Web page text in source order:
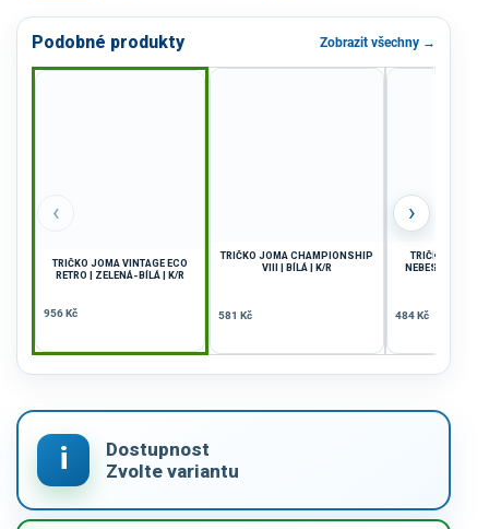
Podobné produkty Zobrazit všechny →
‹
TRIČKO JOMA VINTAGE ECO
RETRO | ZELENÁ-BÍLÁ | K/R
956 Kč
TRIČKO JOMA CHAMPIONSHIP
VIII | BÍLÁ | K/R
581 Kč
TRIČKO JOMA
NEBESKÁ
484 Kč
›